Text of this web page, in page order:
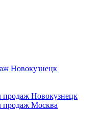
Новокузнецк
продаж Новокузнецк
продаж Москва